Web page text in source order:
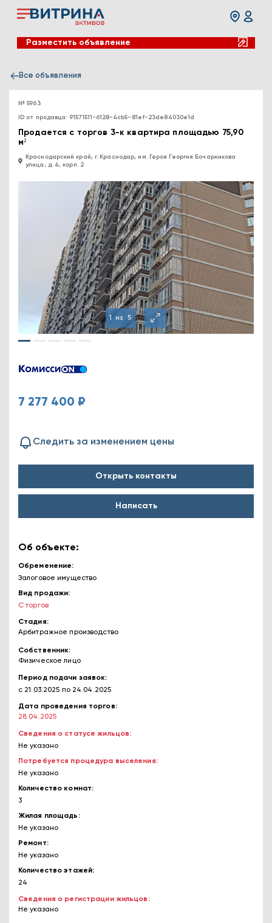
Разместить объявление
Все объявления
№ 5963
ID от продавца: 91571511-6128-4cb5-81ef-23de84030e1d
Продается с торгов 3-к квартира площадью 75,90
м²
Краснодарский край, г. Краснодар, им. Героя Георгия Бочарникова
улица, д. 4, корп. 2
1 из 5
7 277 400 ₽
Следить за изменением цены
Открыть контакты
Написать
Об объекте:
Обременение
Залоговое имущество
Вид продажи
С торгов
Стадия
Арбитражное производство
Собственник
Физическое лицо
Период подачи заявок
с 21.03.2025 по 24.04.2025
Дата проведения торгов
28.04.2025
Сведения о статусе жильцов
Не указано
Потребуется процедура выселения
Не указано
Количество комнат
3
Жилая площадь
Не указано
Ремонт
Не указано
Количество этажей
24
Сведения о регистрации жильцов
Не указано